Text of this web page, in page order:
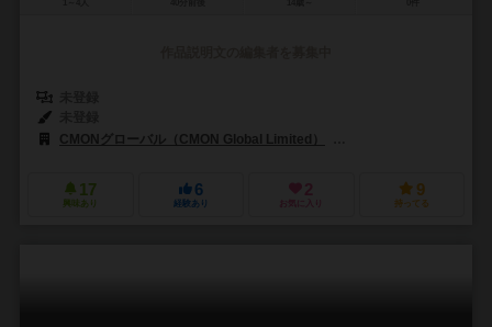
CMONグローバル（CMON Global Limited）
17
興味あり
6
経験あり
2
お気に入り
9
持ってる